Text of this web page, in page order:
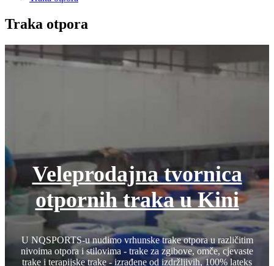
Traka otpora
Veleprodajna tvornica
otpornih traka u Kini
U NQSPORTS-u nudimo vrhunske trake otpora u različitim
nivoima otpora i stilovima - trake za zgibove, omče, cjevaste
trake i terapijske trake - izrađene od izdržljivih, 100% lateks